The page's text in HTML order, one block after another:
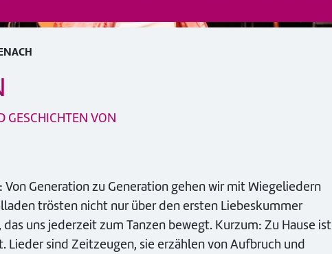
GESCHICHTEN VON
Generation zu Generation gehen wir mit Wiegeliedern
trösten nicht nur über den ersten Liebeskummer
uns jederzeit zum Tanzen bewegt. Kurzum: Zu Hause ist
Lieder sind Zeitzeugen, sie erzählen von Aufbruch und